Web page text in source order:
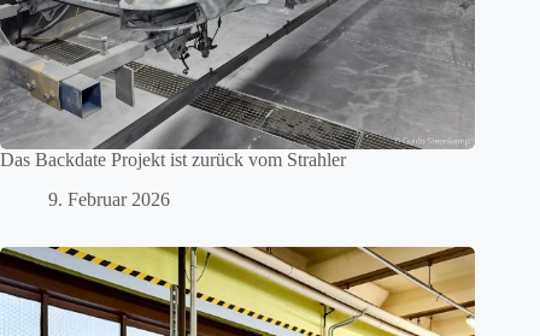
Das Backdate Projekt ist zurück vom Strahler
9. Februar 2026